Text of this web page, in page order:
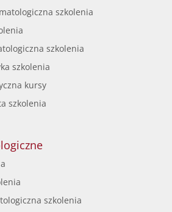
szkolenia
szkolenia
szkolenia
kursy
szkolenia
szkolenia